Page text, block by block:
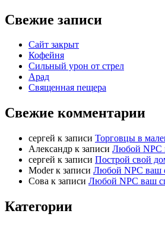
Свежие записи
Сайт закрыт
Кофейня
Cильный урон от стрел
Арад
Священная пещера
Свежие комментарии
cергей к записи Торговцы в
Александр к записи Любой NPC
cергей к записи Построй свой
Moderк записи Любой NPC ваш
Сова к записи Любой NPC ваш
Категории